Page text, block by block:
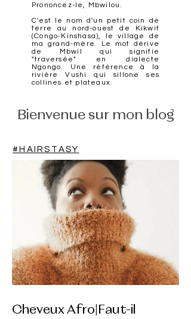
Prononcez-le, Mbwilou.
C'est le nom d'un petit coin de
terre au nord-ouest de Kikwit
(Congo-Kinshasa), le village de
ma grand-mère. Le mot dérive
de Mbwil qui signifie
"traversée" en dialecte
Ngongo. Une référence à la
rivière Vushi qui sillone ses
collines et plateaux.
Bienvenue sur mon blog
#HAIRSTASY
Cheveux Afro|Faut-il